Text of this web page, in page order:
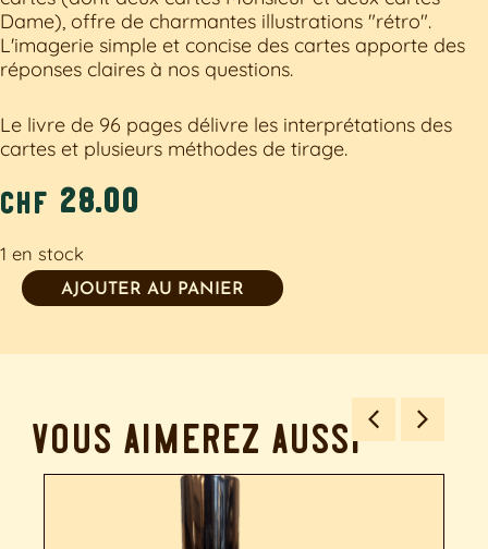
Dame), offre de charmantes illustrations "rétro".
L'imagerie simple et concise des cartes apporte des
réponses claires à nos questions.
Le livre de 96 pages délivre les interprétations des
cartes et plusieurs méthodes de tirage.
chf 28.00
1 en stock
AJOUTER AU PANIER
Alternative:
vous aimerez aussi…